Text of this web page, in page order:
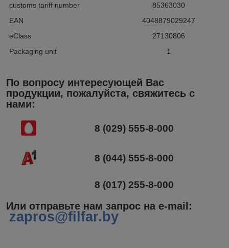
customs tariff number
85363030
EAN
4048879029247
eClass
27130806
Packaging unit
1
По вопросу интересующей Вас
продукции, пожалуйста, свяжитесь с
нами:
8 (029) 555-8-000
8 (044) 555-8-000
8 (017) 255-8-000
Или отправьте нам запрос на e-mail :
zapros@filfar.by